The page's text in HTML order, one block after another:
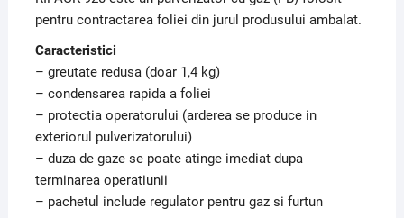
pentru contractarea foliei din jurul produsului ambalat.
Caracteristici
– greutate redusa (doar 1,4 kg)
– condensarea rapida a foliei
– protectia operatorului (arderea se produce in
exteriorul pulverizatorului)
– duza de gaze se poate atinge imediat dupa
terminarea operatiunii
– pachetul include regulator pentru gaz si furtun